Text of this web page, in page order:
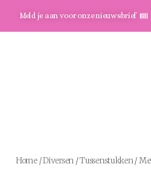
Meld je aan voor onze nieuwsbrief
Home/Diversen/Tussenstukken/